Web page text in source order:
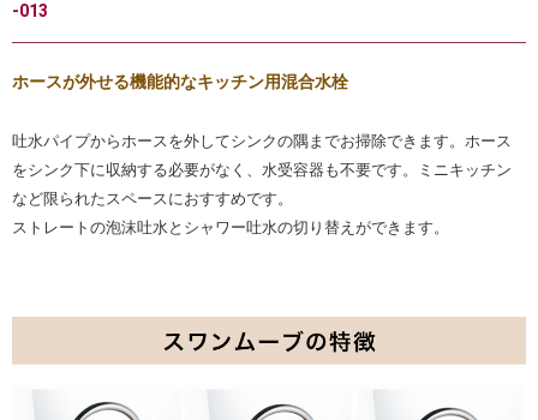
-013
ホースが外せる機能的なキッチン用混合水栓
吐水パイプからホースを外してシンクの隅までお掃除できます。ホース
をシンク下に収納する必要がなく、水受容器も不要です。ミニキッチン
など限られたスペースにおすすめです。
ストレートの泡沫吐水とシャワー吐水の切り替えができます。